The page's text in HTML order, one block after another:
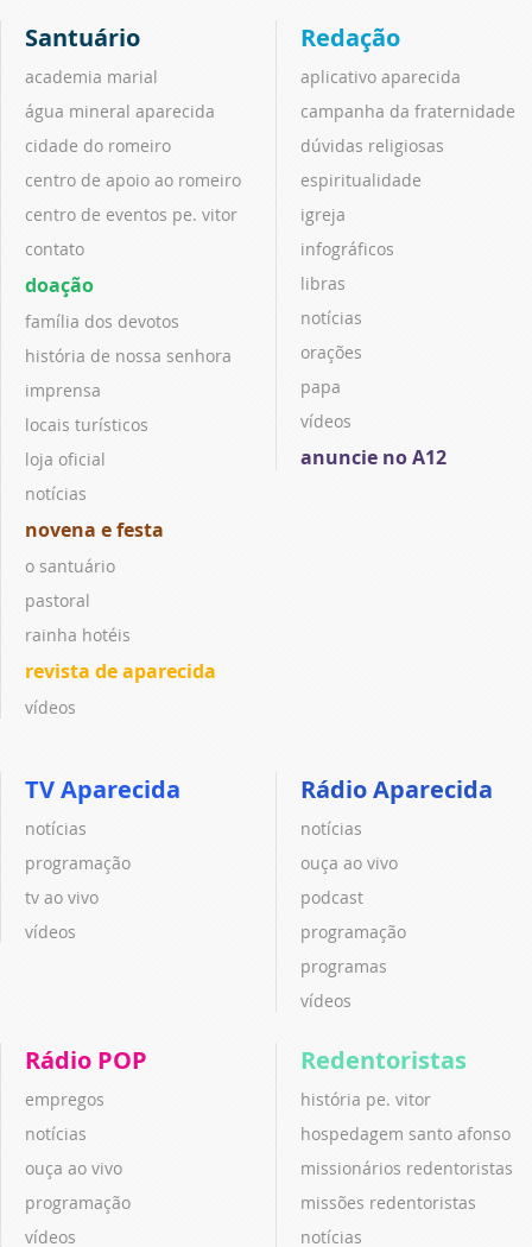
Santuário
academia marial
água mineral aparecida
cidade do romeiro
centro de apoio ao romeiro
centro de eventos pe. vitor
contato
doação
família dos devotos
história de nossa senhora
imprensa
locais turísticos
loja oficial
notícias
novena e festa
o santuário
pastoral
rainha hotéis
revista de aparecida
vídeos
Redação
aplicativo aparecida
campanha da fraternidade
dúvidas religiosas
espiritualidade
igreja
infográficos
libras
notícias
orações
papa
vídeos
anuncie no A12
TV Aparecida
notícias
programação
tv ao vivo
vídeos
Rádio Aparecida
notícias
ouça ao vivo
podcast
programação
programas
vídeos
Rádio POP
empregos
notícias
ouça ao vivo
programação
vídeos
Redentoristas
história pe. vitor
hospedagem santo afonso
missionários redentoristas
missões redentoristas
notícias